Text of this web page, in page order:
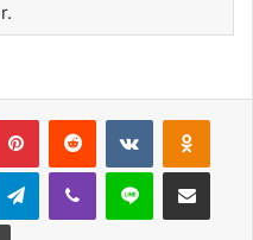
PinterestReddit VKontakte
TelegramViber Line E-Posta ile
Yazdır